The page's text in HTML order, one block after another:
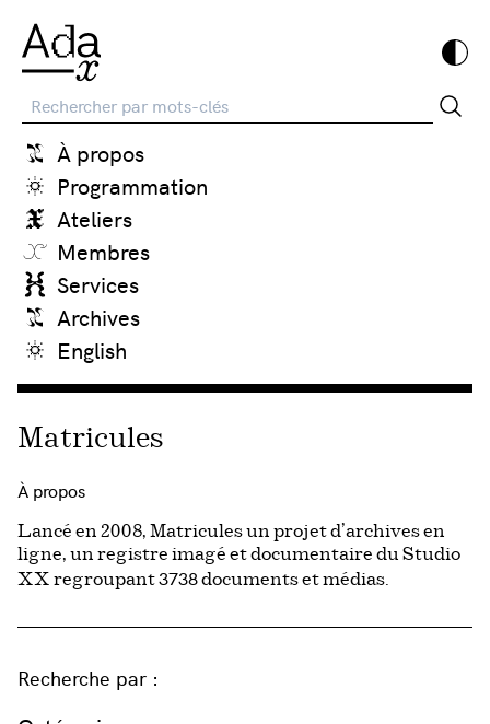
Recherche
À propos
Programmation
Ateliers
Membres
Services
Archives
English
Matricules
À propos
Lancé en 2008, Matricules un projet d’archives en
ligne, un registre imagé et documentaire du Studio
XX regroupant3738documents et médias.
Recherche par :